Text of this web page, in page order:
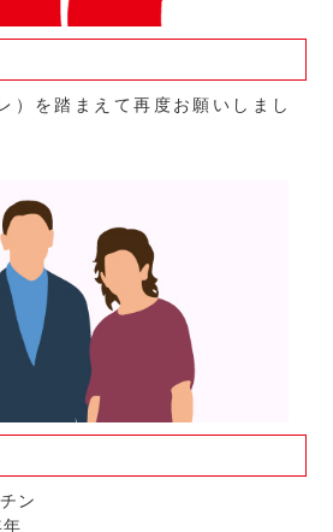
）を踏まえて再度お願いしまし
ン